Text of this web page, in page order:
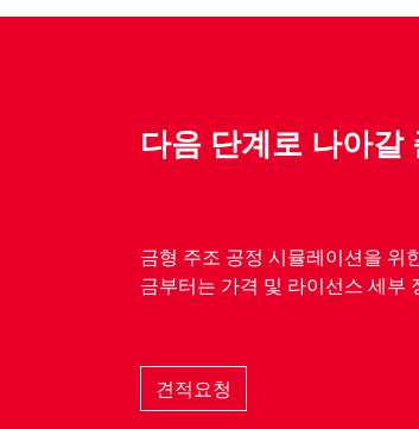
다음 단계로 나아갈
금형 주조 공정 시뮬레이션을 위
금부터는 가격 및 라이선스 세부
견적요청